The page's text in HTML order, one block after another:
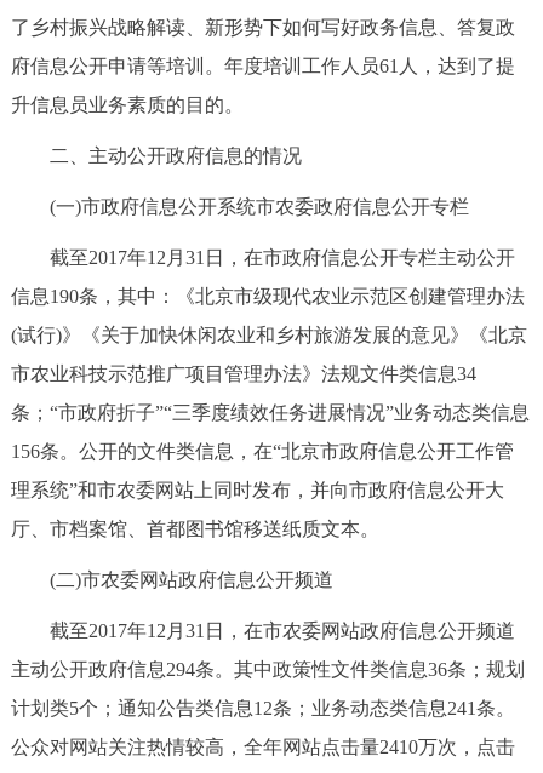
了乡村振兴战略解读、新形势下如何写好政务信息、答复政
府信息公开申请等培训。年度培训工作人员61人，达到了提
升信息员业务素质的目的。
二、主动公开政府信息的情况
(一)市政府信息公开系统市农委政府信息公开专栏
截至2017年12月31日，在市政府信息公开专栏主动公开
信息190条，其中：《北京市级现代农业示范区创建管理办法
(试行)》《关于加快休闲农业和乡村旅游发展的意见》《北京
市农业科技示范推广项目管理办法》法规文件类信息34
条；“市政府折子”“三季度绩效任务进展情况”业务动态类信息
156条。公开的文件类信息，在“北京市政府信息公开工作管
理系统”和市农委网站上同时发布，并向市政府信息公开大
厅、市档案馆、首都图书馆移送纸质文本。
(二)市农委网站政府信息公开频道
截至2017年12月31日，在市农委网站政府信息公开频道
主动公开政府信息294条。其中政策性文件类信息36条；规划
计划类5个；通知公告类信息12条；业务动态类信息241条。
公众对网站关注热情较高，全年网站点击量2410万次，点击